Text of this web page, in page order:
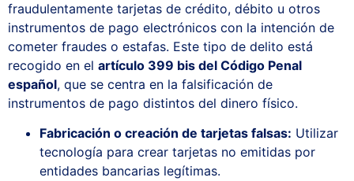
fraudulentamente tarjetas de crédito, débito u otros
instrumentos de pago electrónicos con la intención de
cometer fraudes o estafas. Este tipo de delito está
recogido en el artículo 399 bis del Código Penal
español, que se centra en la falsificación de
instrumentos de pago distintos del dinero físico.
Fabricación o creación de tarjetas falsas: Utilizar
tecnología para crear tarjetas no emitidas por
entidades bancarias legítimas.